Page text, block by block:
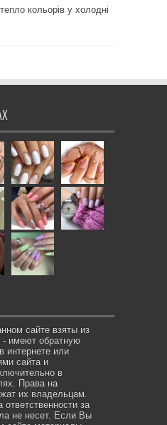
кольорів у холодні
сайте взяты из
- имеют обратную
интернете или
сайта и
в
Права на
их владельцам.
за
не несет. Если Вы